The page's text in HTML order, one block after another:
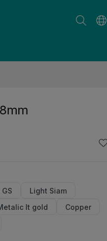
Light Siam
lt gold
Copper